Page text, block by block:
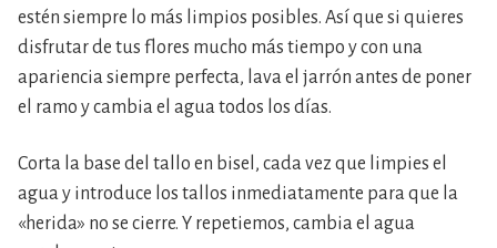
estén siempre lo más limpios posibles. Así que si quieres
disfrutar de tus flores mucho más tiempo y con una
apariencia siempre perfecta, lava el jarrón antes de poner
el ramo y cambia el agua todos los días.
Corta la base del tallo en bisel, cada vez que limpies el
agua y introduce los tallos inmediatamente para que la
«herida» no se cierre. Y repetiemos, cambia el agua